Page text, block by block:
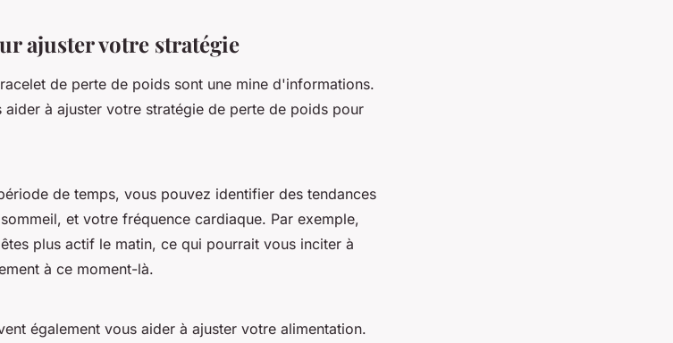
ajuster votre stratégie
de perte de poids sont une mine d'informations.
à ajuster votre stratégie de perte de poids pour
de temps, vous pouvez identifier des tendances
et votre fréquence cardiaque. Par exemple,
plus actif le matin, ce qui pourrait vous inciter à
à ce moment-là.
également vous aider à ajuster votre alimentation.